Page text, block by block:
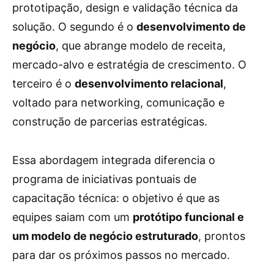
prototipação, design e validação técnica da
solução. O segundo é o desenvolvimento de
negócio, que abrange modelo de receita,
mercado-alvo e estratégia de crescimento. O
terceiro é o desenvolvimento relacional,
voltado para networking, comunicação e
construção de parcerias estratégicas.
Essa abordagem integrada diferencia o
programa de iniciativas pontuais de
capacitação técnica: o objetivo é que as
equipes saiam com um protótipo funcional e
um modelo de negócio estruturado, prontos
para dar os próximos passos no mercado.